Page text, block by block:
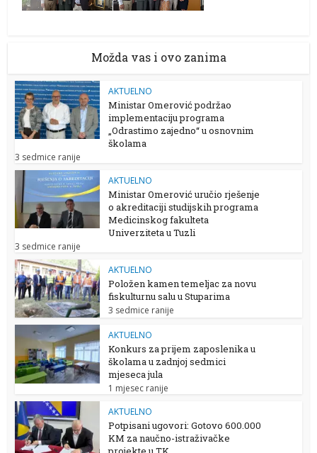
Možda vas i ovo zanima
AKTUELNO
Ministar Omerović podržao
implementaciju programa
„Odrastimo zajedno“ u osnovnim
školama
3 sedmice ranije
AKTUELNO
Ministar Omerović uručio rješenje
o akreditaciji studijskih programa
Medicinskog fakulteta
Univerziteta u Tuzli
3 sedmice ranije
AKTUELNO
Položen kamen temeljac za novu
fiskulturnu salu u Stuparima
3 sedmice ranije
AKTUELNO
Konkurs za prijem zaposlenika u
školama u zadnjoj sedmici
mjeseca jula
1 mjesec ranije
AKTUELNO
Potpisani ugovori: Gotovo 600.000
KM za naučno-istraživačke